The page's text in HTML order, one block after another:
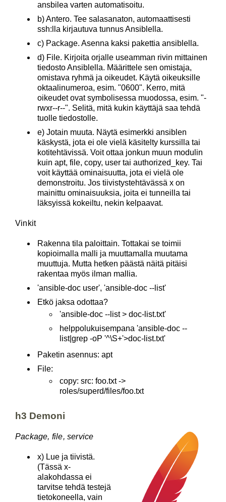
ansbilea varten automatisoitu.
b) Antero. Tee salasanaton, automaattisesti
ssh:lla kirjautuva tunnus Ansiblella.
c) Package. Asenna kaksi pakettia ansiblella.
d) File. Kirjoita orjalle useamman rivin mittainen
tiedosto Ansiblella. Määrittele sen omistaja,
omistava ryhmä ja oikeudet. Käytä oikeuksille
oktaalinumeroa, esim. "0600". Kerro, mitä
oikeudet ovat symbolisessa muodossa, esim. "-
rwxr--r--". Selitä, mitä kukin käyttäjä saa tehdä
tuolle tiedostolle.
e) Jotain muuta. Näytä esimerkki ansiblen
käskystä, jota ei ole vielä käsitelty kurssilla tai
kotitehtävissä. Voit ottaa jonkun muun modulin
kuin apt, file, copy, user tai authorized_key. Tai
voit käyttää ominaisuutta, jota ei vielä ole
demonstroitu. Jos tiivistystehtävässä x on
mainittu ominaisuuksia, joita ei tunneilla tai
läksyissä kokeiltu, nekin kelpaavat.
Vinkit
Rakenna tila paloittain. Tottakai se toimii
kopioimalla malli ja muuttamalla muutama
muuttuja. Mutta hetken päästä näitä pitäisi
rakentaa myös ilman mallia.
'ansible-doc user', 'ansible-doc --list'
Etkö jaksa odottaa?
'ansible-doc --list > doc-list.txt'
helppolukuisempana 'ansible-doc --
list|grep -oP '^\S+'>doc-list.txt'
Paketin asennus: apt
File:
copy: src: foo.txt ->
roles/superd/files/foo.txt
h3 Demoni
Package, file, service
x) Lue ja tiivistä.
(Tässä x-
alakohdassa ei
tarvitse tehdä testejä
tietokoneella, vain